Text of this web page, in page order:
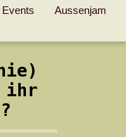
Events
Aussenjam
ihr